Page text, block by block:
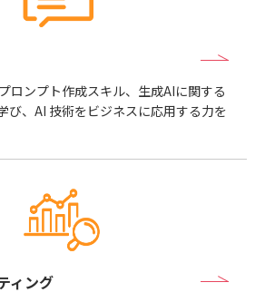
ロンプト作成スキル、生成AIに関する
び、AI 技術をビジネスに応用する力を
ィング